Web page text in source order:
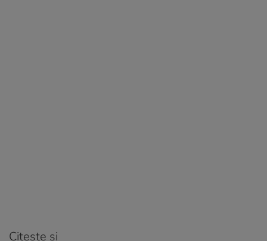
Citește și